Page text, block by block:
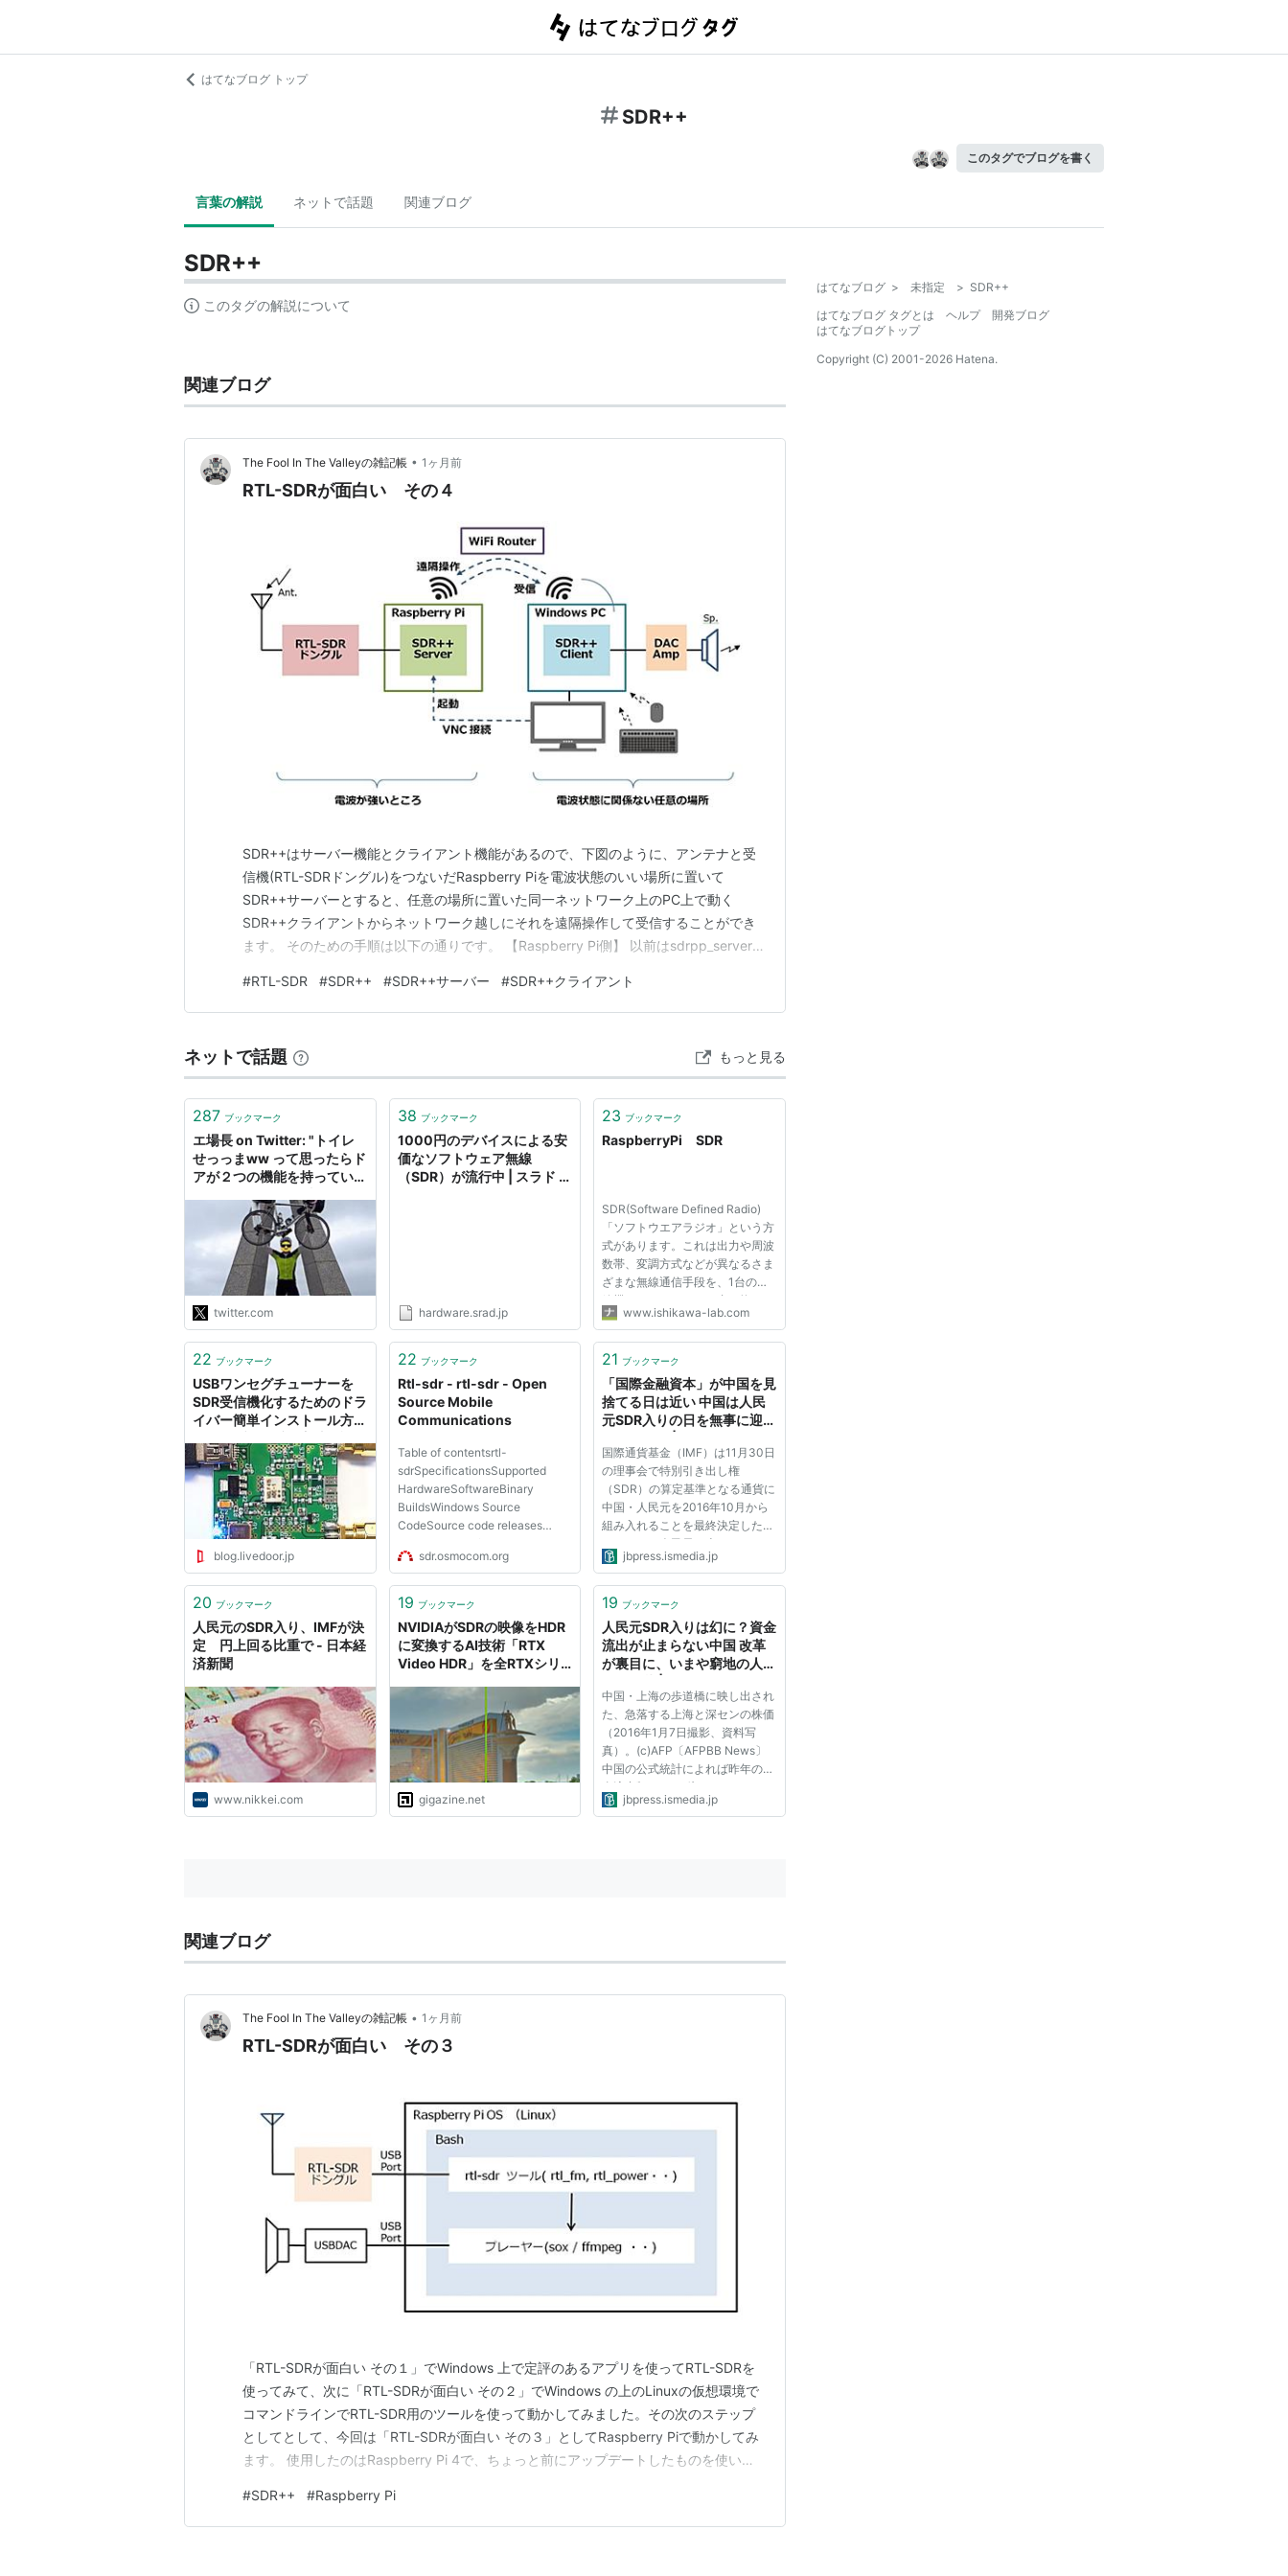
はてなブログ トップ
SDR++
このタグでブログを書く
言葉の解説 ネットで話題 関連ブログ
SDR++
このタグの解説について
関連ブログ
The Fool In The Valleyの雑記帳 • 1ヶ月前
RTL-SDRが面白い その４
SDR++はサーバー機能とクライアント機能があるので、下図のように、アンテナと受
信機(RTL-SDRドングル)をつないだRaspberry Piを電波状態のいい場所に置いて
SDR++サーバーとすると、任意の場所に置いた同一ネットワーク上のPC上で動く
SDR++クライアントからネットワーク越しにそれを遠隔操作して受信することができ
ます。 そのための手順は以下の通りです。 【Raspberry Pi側】 以前はsdrpp_serverと
ではサーバー機能がオプションとして内蔵されていて、次のように -s を付けて起動…
#RTL-SDR #SDR++ #SDR++サーバー #SDR++クライアント
ネットで話題 もっと見る
287 ブックマーク
エ場長 on Twitter: "トイレ
せっっまww って思ったらド
アが２つの機能を持ってい
https://t.co/SDR14XoZIe"
twitter.com
38 ブックマーク
1000円のデバイスによる安
価なソフトウェア無線
（SDR）が流行中 | スラド ハ
hardware.srad.jp
23 ブックマーク
RaspberryPi SDR
SDR(Software Defined Radio)
「ソフトウエアラジオ」という方
式があります。これは出力や周波
数帯、変調方式などが異なるさま
ざまな無線通信手段を、1台の無
線機のソフトウエアを書き換える
ことで対 応する技術です。言い
を用いて通信を行い、従来は半導
大...
www.ishikawa-lab.com
22 ブックマーク
USBワンセグチューナーを
SDR受信機化するためのドラ
イバー簡単インストール方法
: KG-ACARS HFDL VDL
MCAに感謝 受信方法 受信記
録のブログPlus RTL-SDR
Ando Malachite/Malahit
DSP
blog.livedoor.jp
22 ブックマーク
Rtl-sdr - rtl-sdr - Open
Source Mobile
Communications
Table of contentsrtl-
sdrSpecificationsSupported
HardwareSoftwareBinary
BuildsWindows Source
CodeSource code releases
library & capture toolGnuradio
Mailing ListUsagertl-
dataKnown AppsCredits rtl-sdr¶
DVB-T dongl...
sdr.osmocom.org
21 ブックマーク
「国際金融資本」が中国を見
捨てる日は近い 中国は人民
元SDR入りの日を無事に迎え
イビープレス)
国際通貨基金（IMF）は11月30日
の理事会で特別引き出し権
（SDR）の算定基準となる通貨に
中国・人民元を2016年10月から
組み入れることを最終決定した。
これにより人民元は米ドル・ユー
ロ・円・英ポンドと並ぶ5番目の
する国際金融の枠組みの中で一段
元のSDR...
jbpress.ismedia.jp
20 ブックマーク
人民元のSDR入り、IMFが決
定 円上回る比重で - 日本経
済新聞
www.nikkei.com
19 ブックマーク
NVIDIAがSDRの映像をHDR
に変換するAI技術「RTX
Video HDR」を全RTXシリ
gigazine.net
19 ブックマーク
人民元SDR入りは幻に？資金
流出が止まらない中国 改革
が裏目に、いまや窮地の人民
ビープレス)
中国・上海の歩道橋に映し出され
た、急落する上海と深センの株価
（2016年1月7日撮影、資料写
真）。(c)AFP〔AFPBB News〕
中国の公式統計によれば昨年の資
金流出額は5170億ドルである。
だが、1月25日付ブルームバーグ
jbpress.ismedia.jp
関連ブログ
The Fool In The Valleyの雑記帳 • 1ヶ月前
RTL-SDRが面白い その３
「RTL-SDRが面白い その１」でWindows 上で定評のあるアプリを使ってRTL-SDRを
使ってみて、次に「RTL-SDRが面白い その２」でWindows の上のLinuxの仮想環境で
コマンドラインでRTL-SDR用のツールを使って動かしてみました。その次のステップ
としてとして、今回は「RTL-SDRが面白い その３」としてRaspberry Piで動かしてみ
ます。 使用したのはRaspberry Pi 4で、ちょっと前にアップデートしたものを使いま
えるのでソフトウェアの構成…
#SDR++ #Raspberry Pi
はてなブログ > 未指定 > SDR++
はてなブログ タグとは
ヘルプ
開発ブログ
はてなブログトップ
Copyright (C) 2001-2026 Hatena.